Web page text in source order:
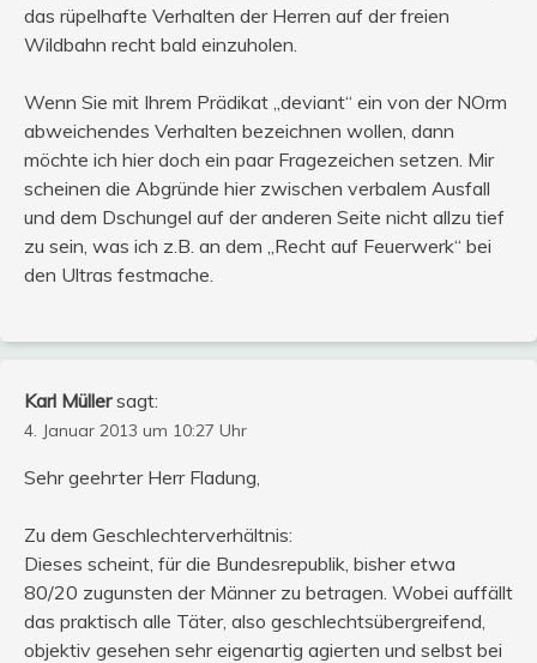
das rüpelhafte Verhalten der Herren auf der freien
Wildbahn recht bald einzuholen.
Wenn Sie mit Ihrem Prädikat „deviant“ ein von der NOrm
abweichendes Verhalten bezeichnen wollen, dann
möchte ich hier doch ein paar Fragezeichen setzen. Mir
scheinen die Abgründe hier zwischen verbalem Ausfall
und dem Dschungel auf der anderen Seite nicht allzu tief
zu sein, was ich z.B. an dem „Recht auf Feuerwerk“ bei
den Ultras festmache.
Karl Müller sagt:
4. Januar 2013 um 10:27 Uhr
Sehr geehrter Herr Fladung,
Zu dem Geschlechterverhältnis:
Dieses scheint, für die Bundesrepublik, bisher etwa
80/20 zugunsten der Männer zu betragen. Wobei auffällt
das praktisch alle Täter, also geschlechtsübergreifend,
objektiv gesehen sehr eigenartig agierten und selbst bei